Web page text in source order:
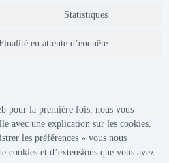
Statistiques
en attente d’enquête
pour la première fois, nous vous
avec une explication sur les cookies.
les préférences » vous nous
cookies et d’extensions que vous avez